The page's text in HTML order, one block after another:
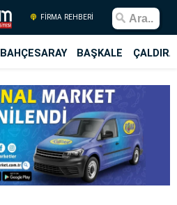
FİRMA REHBERİ
BAHÇESARAY BAŞKALE